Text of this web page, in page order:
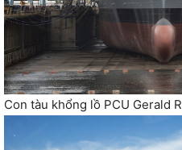
Con tàu khổng lồ PCU Gerald